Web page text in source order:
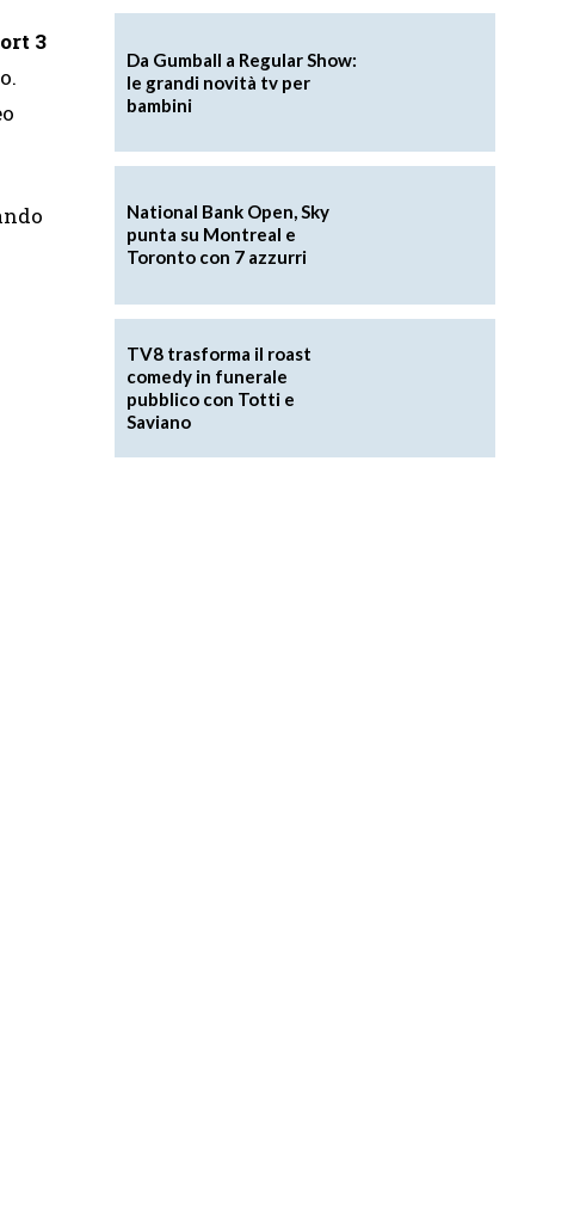
3
Da Gumball a Regular Show:
le grandi novità tv per
bambini
National Bank Open, Sky
punta su Montreal e
Toronto con 7 azzurri
TV8 trasforma il roast
comedy in funerale
pubblico con Totti e
Saviano